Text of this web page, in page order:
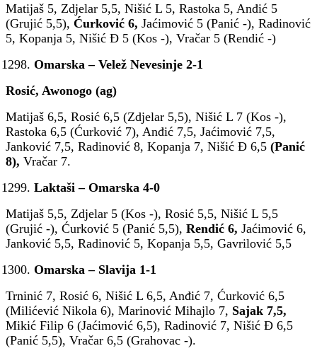
Matijaš 5, Zdjelar 5,5, Nišić L 5, Rastoka 5, Anđić 5
(Grujić 5,5), Ćurković 6, Jaćimović 5 (Panić -), Radinović
5, Kopanja 5, Nišić Đ 5 (Kos -), Vračar 5 (Rendić -)
Omarska – Velež Nevesinje 2-1
Rosić, Awonogo (ag)
Matijaš 6,5, Rosić 6,5 (Zdjelar 5,5), Nišić L 7 (Kos -),
Rastoka 6,5 (Ćurković 7), Anđić 7,5, Jaćimović 7,5,
Janković 7,5, Radinović 8, Kopanja 7, Nišić Đ 6,5 (Panić
8), Vračar 7.
Laktaši – Omarska 4-0
Matijaš 5,5, Zdjelar 5 (Kos -), Rosić 5,5, Nišić L 5,5
(Grujić -), Ćurković 5 (Panić 5,5), Rendić 6, Jaćimović 6,
Janković 5,5, Radinović 5, Kopanja 5,5, Gavrilović 5,5
Omarska – Slavija 1-1
Trninić 7, Rosić 6, Nišić L 6,5, Anđić 7, Ćurković 6,5
(Milićević Nikola 6), Marinović Mihajlo 7, Sajak 7,5,
Mikić Filip 6 (Jaćimović 6,5), Radinović 7, Nišić Đ 6,5
(Panić 5,5), Vračar 6,5 (Grahovac -).